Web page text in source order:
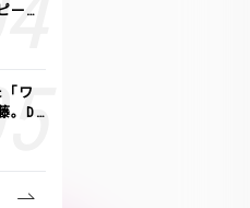
ーチ
めた
ワ
。De